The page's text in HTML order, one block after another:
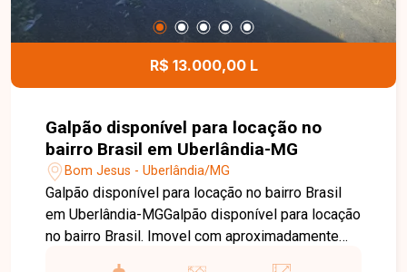
conhecer todos os detalhes deste imóvel.
R$ 13.000,00 L
Galpão disponível para locação no
bairro Brasil em Uberlândia-MG
Bom Jesus - Uberlândia/MG
Galpão disponível para locação no bairro Brasil
em Uberlândia-MGGalpão disponível para locação
no bairro Brasil. Imovel com aproximadamente